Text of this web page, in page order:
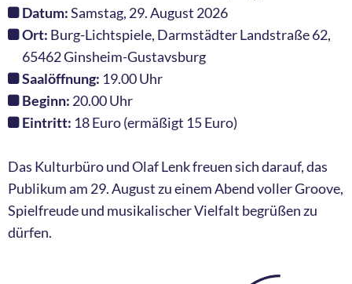
Datum:Samstag, 29. August 2026
Ort: Burg-Lichtspiele, Darmstädter Landstraße 62,
65462 Ginsheim-Gustavsburg
Saalöffnung: 19.00 Uhr
Beginn: 20.00 Uhr
Eintritt: 18 Euro (ermäßigt 15 Euro)
Das Kulturbüro und Olaf Lenk freuen sich darauf, das
Publikum am 29. August zu einem Abend voller Groove,
Spielfreude und musikalischer Vielfalt begrüßen zu
dürfen.